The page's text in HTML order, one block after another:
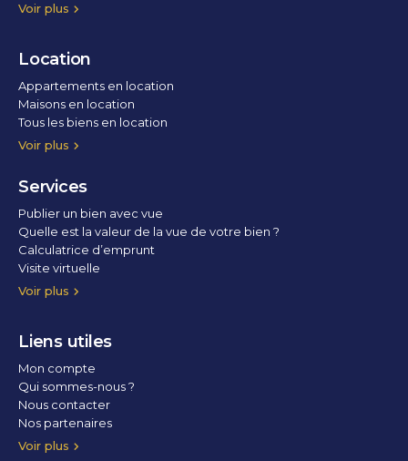
Voir plus
Location
Voir plus
Appartements en location
Maisons en location
Tous les biens en location
Services
Voir plus
Publier un bien avec vue
Quelle est la valeur de la vue de votre bien ?
Calculatrice d’emprunt
Visite virtuelle
Home staging
Liens utiles
Voir plus
Mon compte
Qui sommes-nous ?
Nous contacter
Nos partenaires
Conditions Générales d’Utilisation
Politique de confidentialité
Politique des cookies